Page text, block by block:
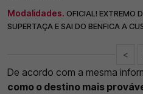
Modalidades. OFICIAL! EXTREMO
SUPERTAÇA E SAI DO BENFICA A
<
De acordo com a mesma
como o destino mais